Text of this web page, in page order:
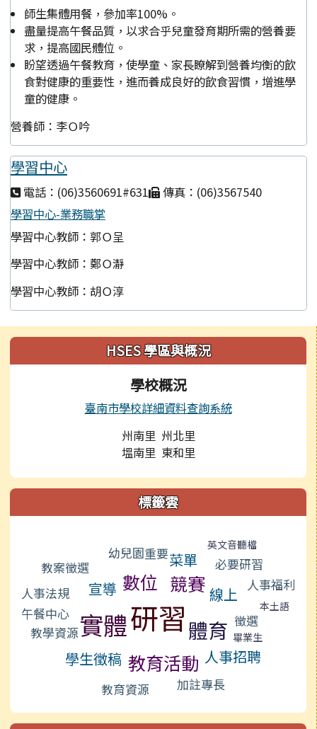
師生集體用餐，參加率100%。
盡量提高午餐品質，以求合乎兒童發育期所需的營養要
求，提高國民體位。
盼望透過午餐教育，使學童、家長瞭解到營養均衡的飲
食對健康的重要性，進而養成良好的飲食習慣，增進學
童的健康。
營養師：李Ｏ吟
學習中心
電話：(06)3560691#631
傳真：(06)3567540
學習中心-業務職掌
學習中心教師：郭Ｏ呈
學習中心教師：鄭Ｏ瀞
學習中心教師：胡Ｏ淳
左邊區域內容HSES 學區與概況
學校概況
臺南市學校詳細資料查詢系統
州南里 州北里
塭南里 東和里
標籤雲
幼兒園
教案徵選
重要菜單
英文音聽檔
必要研習
人事法規
宣導 數位 競賽
人事福利
午餐中心
實體研習
線上
教學資源 體育 徵選
本土語
畢業生
學生徵稿 教育活動 人事招聘
教育資源 加註專長